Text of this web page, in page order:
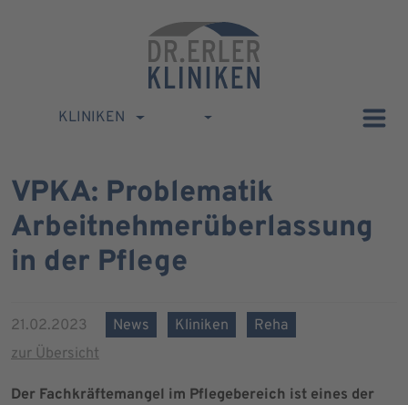
KLINIKEN
VPKA: Problematik
Arbeitnehmerüberlassung
in der Pflege
21.02.2023 News Kliniken
Reha
zur Übersicht
Der Fachkräftemangel im Pflegebereich ist eines der